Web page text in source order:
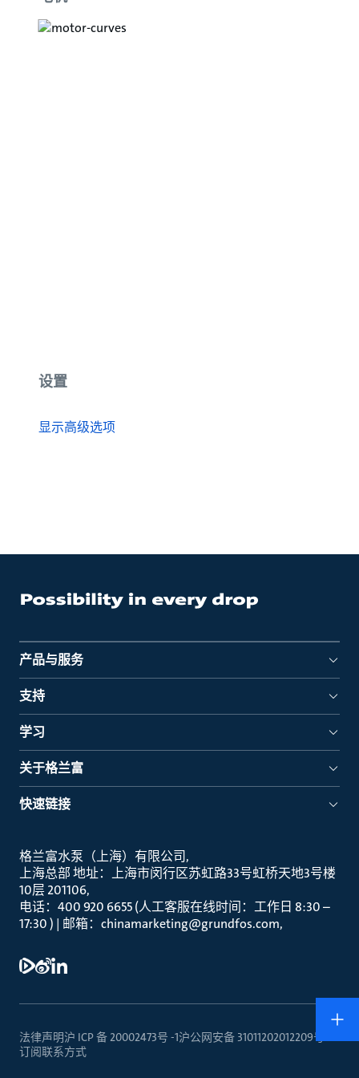
设置
显示高级选项
产品与服务
支持
学习
关于格兰富
快速链接
格兰富水泵（上海）有限公司
上海总部 地址：上海市闵行区苏虹路33号虹桥天地3号楼
10层 201106
电话：400 920 6655 (人工客服在线时间：工作日 8:30 –
17:30 ) | 邮箱：chinamarketing@grundfos.com
法律声明沪 ICP 备 20002473号 -1沪公网安备 31011202012209号
订阅联系方式